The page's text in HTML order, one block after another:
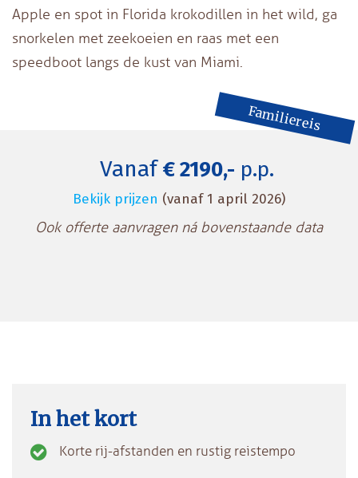
Apple en spot in Florida krokodillen in het wild, ga
snorkelen met zeekoeien en raas met een
speedboot langs de kust van Miami.
Familiereis
Vanaf€ 2190,- p.p.
Bekijk prijzen (vanaf 1 april 2026)
Ook offerte aanvragen ná bovenstaande data
In het kort
Korte rij-afstanden en rustig reistempo